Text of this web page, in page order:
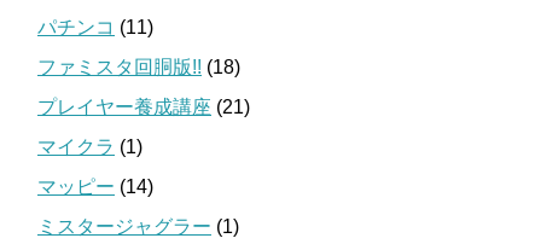
パチンコ (11)
ファミスタ回胴版!! (18)
プレイヤー養成講座 (21)
マイクラ (1)
マッピー (14)
ミスタージャグラー (1)